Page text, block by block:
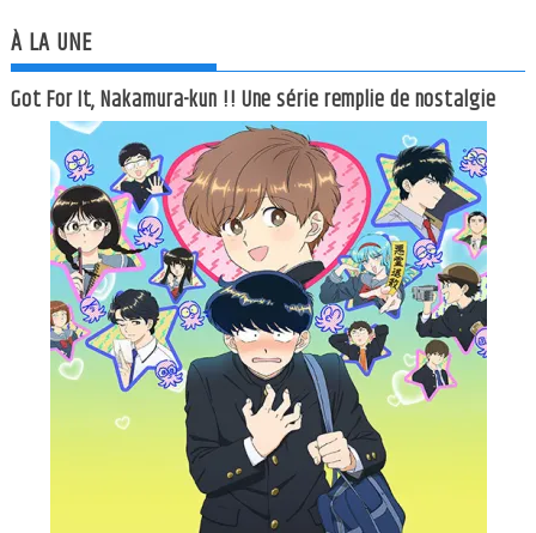
À LA UNE
Got For It, Nakamura-kun !! Une série remplie de nostalgie